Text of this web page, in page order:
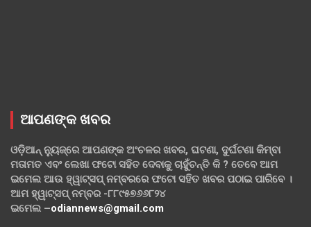
ଆପଣଙ୍କ ଖବର
ଓଡ଼ିଆନ୍ ନ୍ୟୁଜ୍‌ରେ ଆପଣଙ୍କ ଅଂଚଳର ଖବର, ଘଟଣା, ଦୁର୍ଘଟଣା କିମ୍ବା
ମତାମତ ଏବଂ ଲେଖା ଫଟୋ ସହିତ ଦେବାକୁ ଚାହୁଁଚନ୍ତି କି ? ତେବେ ଆମ
ଇମେଲ ଆଉ ହ୍ୱାଟ୍‌ସପ୍ ନମ୍ବରରେ ଫଟୋ ସହିତ ଖବର ପଠାଇ ପାରିବେ ।
ଆମ ହ୍ୱାଟ୍‌ସପ୍ ନମ୍ବର -୮୮୯୫୭୬୬୮୨୪
ଇମେଲ –odiannews@gmail.com